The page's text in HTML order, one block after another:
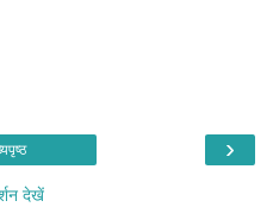
›
देखें